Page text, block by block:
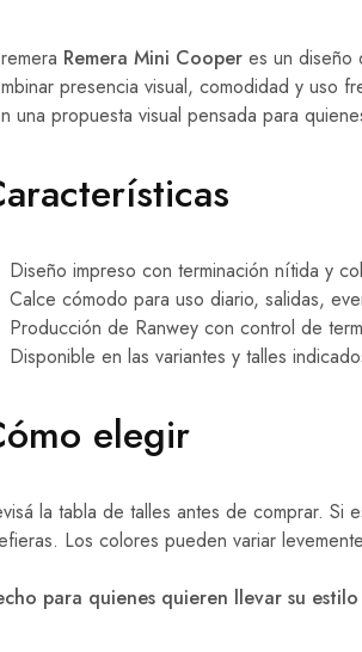
Remera Mini Cooper es un diseño
presencia visual, comodidad y uso
una propuesta visual pensada para
Diseño impreso con terminación nítida y
Calce cómodo para uso diario, salidas,
Producción de Ranwey con control de
Disponible en las variantes y talles
elegir
la tabla de talles antes de comprar.
Los colores pueden variar
para quienes quieren llevar su estilo